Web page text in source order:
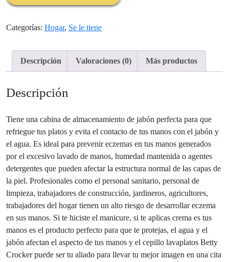
LOZA
Categorías: Hogar, Se le tiene
Descripción Valoraciones (0) Más productos
Descripción
Tiene una cabina de almacenamiento de jabón perfecta para que
refriegue tus platos y evita el contacto de tus manos con el jabón y
el agua. Es ideal para prevenir eczemas en tus manos generados
por el excesivo lavado de manos, humedad mantenida o agentes
detergentes que pueden afectar la estructura normal de las capas de
la piel. Profesionales como el personal sanitario, personal de
limpieza, trabajadores de construcción, jardineros, agricultores,
trabajadores del hogar tienen un alto riesgo de desarrollar eczema
en sus manos. Si te hiciste el manicure, si te aplicas crema es tus
manos es el producto perfecto para que te protejas, el agua y el
jabón afectan el aspecto de tus manos y el cepillo lavaplatos Betty
Crocker puede ser tu aliado para llevar tu mejor imagen en una cita